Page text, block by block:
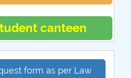
canteen
form as per Law